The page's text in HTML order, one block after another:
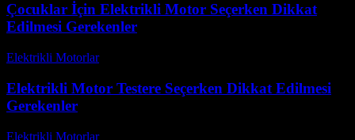
Çocuklar İçin Elektrikli Motor Seçerken Dikkat
Edilmesi Gerekenler
Elektrikli Motorlar-
Elektrikli Motor Testere Seçerken Dikkat Edilmesi
Gerekenler
Elektrikli Motorlar-